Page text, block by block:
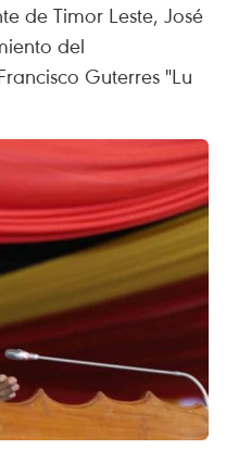
de Timor Leste, José
del
Guterres "Lu